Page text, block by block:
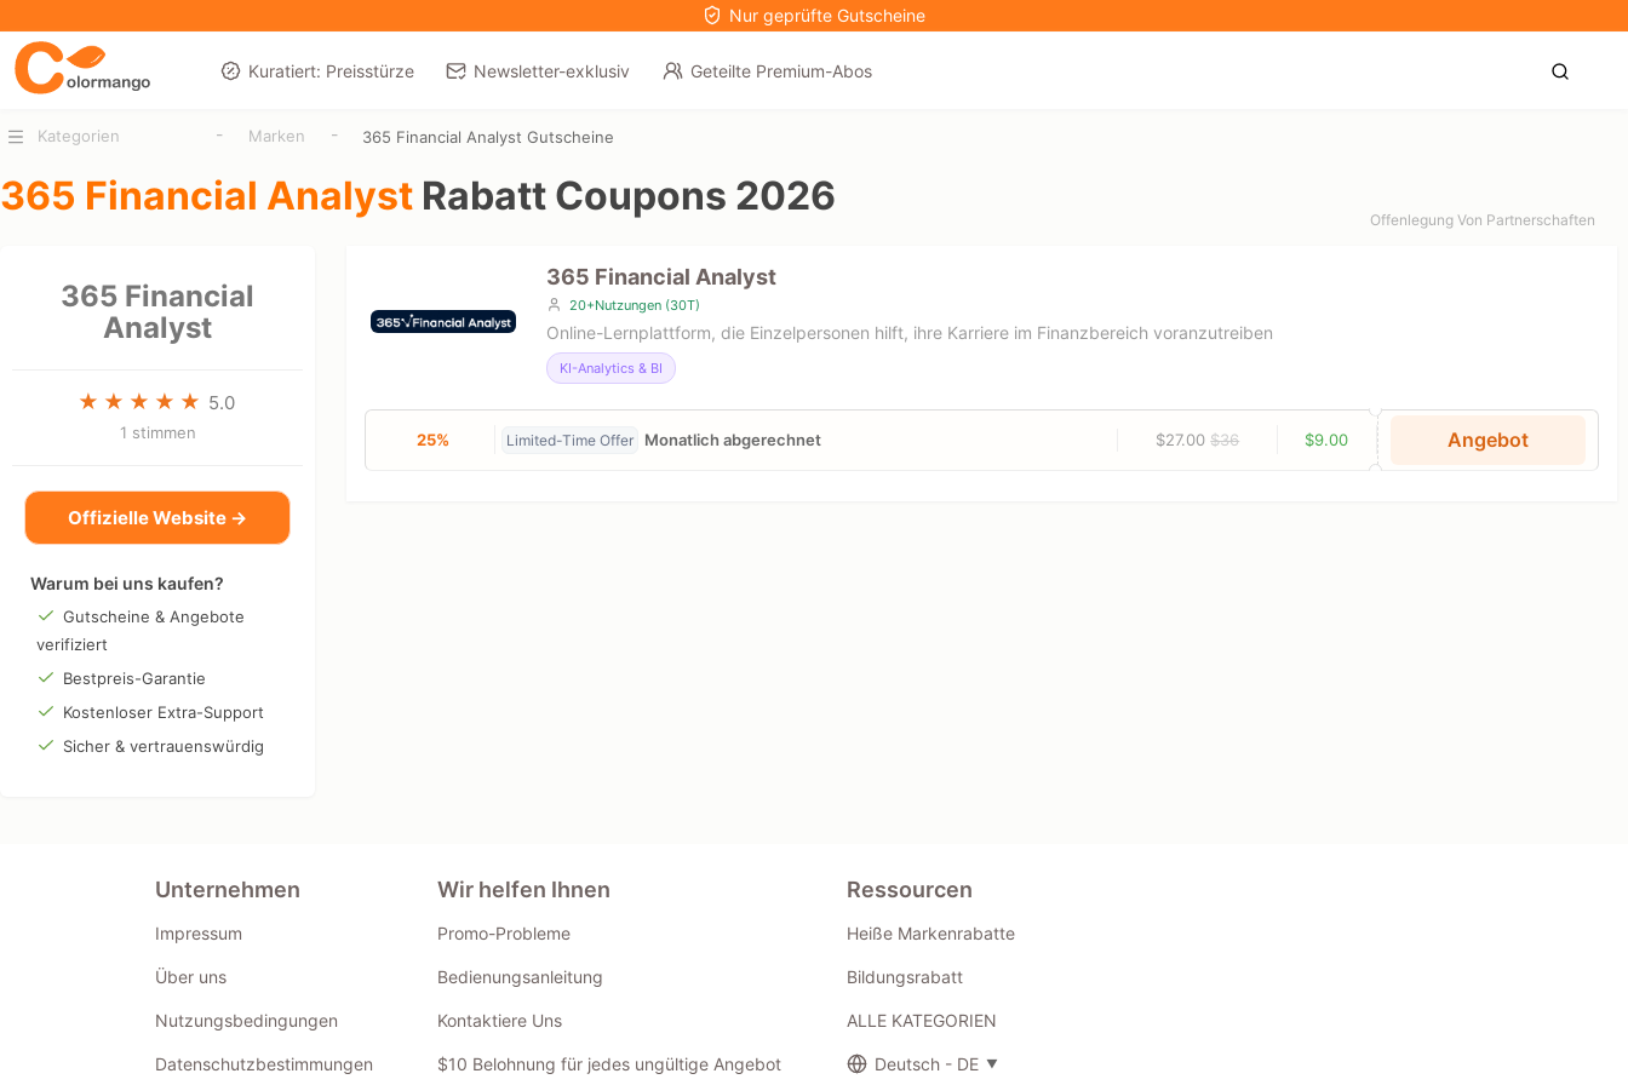
Nur geprüfte Gutscheine
Kuratiert: Preisstürze Newsletter-exklusiv Geteilte Premium-Abos
Kategorien - Marken - 365 Financial Analyst Gutscheine
365 Financial Analyst Rabatt Coupons 2026
Offenlegung Von Partnerschaften
365 Financial
Analyst
5.0
1 stimmen
Offizielle Website →
Warum bei uns kaufen?
Gutscheine & Angebote
verifiziert
Bestpreis-Garantie
Kostenloser Extra-Support
Sicher & vertrauenswürdig
365 Financial Analyst
20+Nutzungen (30T)
Online-Lernplattform, die Einzelpersonen hilft, ihre Karriere im Finanzbereich voranzutreiben
KI-Analytics & BI
25% Limited-Time Offer Monatlich abgerechnet $27.00$36 $9.00 Angebot
Unternehmen
Impressum
Über uns
Nutzungsbedingungen
Datenschutzbestimmungen
Wir helfen Ihnen
Promo-Probleme
Bedienungsanleitung
Kontaktiere Uns
$10 Belohnung für jedes ungültige Angebot
Ressourcen
Heiße Markenrabatte
Bildungsrabatt
ALLE KATEGORIEN
Deutsch - DE